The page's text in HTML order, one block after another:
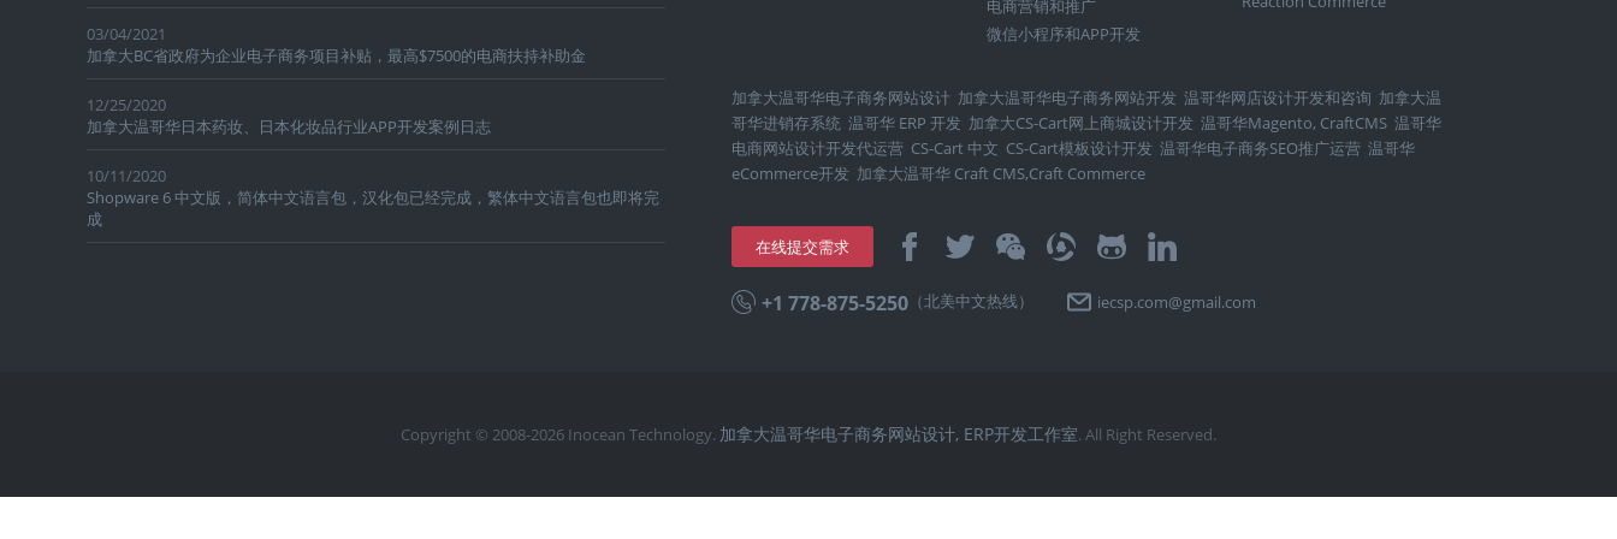
03/04/2021
加拿大BC省政府为企业电子商务项目补贴，最高$7500的电商扶持补助金
12/25/2020
加拿大温哥华日本药妆、日本化妆品行业APP开发案例日志
10/11/2020
Shopware 6 中文版，简体中文语言包，汉化包已经完成，繁体中文语言包也即将完
成
电商营销和推广
微信小程序和APP开发
加拿大温哥华电子商务网站设计 加拿大温哥华电子商务网站开发 温哥华网店设计开发和咨询 加拿大温
哥华进销存系统 温哥华 ERP 开发 加拿大CS-Cart网上商城设计开发 温哥华Magento, CraftCMS 温哥华
电商网站设计开发代运营 CS-Cart 中文 CS-Cart模板设计开发 温哥华电子商务SEO推广运营 温哥华
eCommerce开发 加拿大温哥华 Craft CMS,Craft Commerce
在线提交需求
+1 778-875-5250 （北美中文热线） iecsp.com@gmail.com
Copyright © 2008-2026 Inocean Technology. 加拿大温哥华电子商务网站设计, ERP开发工作室. All Right Reserved.